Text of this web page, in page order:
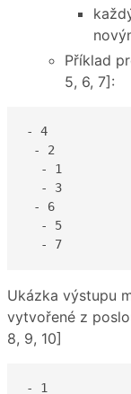
Příklad
5, 6, 7]:
- 4
- 2
  - 1
  - 3
- 6
  - 5
  - 7
Ukázka výstupu
vytvořené z
8, 9, 10]
- 1